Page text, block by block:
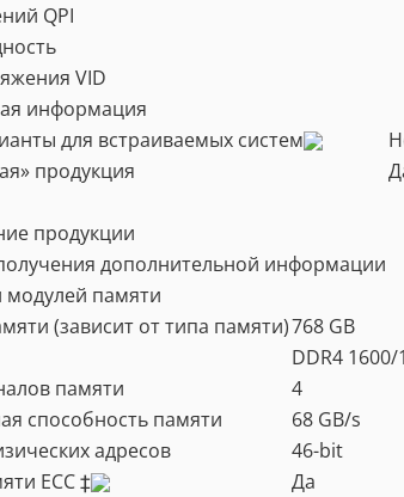
QPI
VID
информация
для встраиваемых систем
продукция
продукции
дополнительной информации
памяти
(зависит от типа памяти)768 GB
DDR4
памяти
4
способность памяти
68 GB/s
адресов
46-bit
ECC ‡
Да